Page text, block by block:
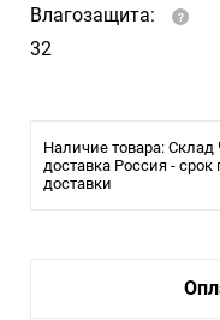
Влагозащита:
32
Наличие товара: Склад
доставка Россия - срок
доставки